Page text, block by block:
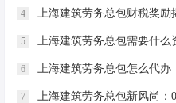
采用核
得税…
4 上海建筑劳务总包财税奖励揭秘：节税百
5 上海建筑劳务总包需要什么资料？
6 上海建筑劳务总包怎么代办：节税妙招
7 上海建筑劳务总包新风尚：0元注册，节税有道，爱税